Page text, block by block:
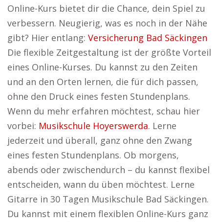
Online-Kurs bietet dir die Chance, dein Spiel zu
verbessern. Neugierig, was es noch in der Nähe
gibt? Hier entlang: Versicherung Bad Säckingen
Die flexible Zeitgestaltung ist der größte Vorteil
eines Online-Kurses. Du kannst zu den Zeiten
und an den Orten lernen, die für dich passen,
ohne den Druck eines festen Stundenplans.
Wenn du mehr erfahren möchtest, schau hier
vorbei: Musikschule Hoyerswerda. Lerne
jederzeit und überall, ganz ohne den Zwang
eines festen Stundenplans. Ob morgens,
abends oder zwischendurch – du kannst flexibel
entscheiden, wann du üben möchtest. Lerne
Gitarre in 30 Tagen Musikschule Bad Säckingen.
Du kannst mit einem flexiblen Online-Kurs ganz